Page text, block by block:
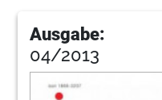
Ausgabe:
04/2013